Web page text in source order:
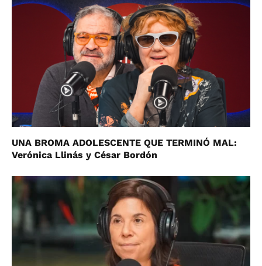
UNA BROMA ADOLESCENTE QUE TERMINÓ MAL:
Verónica Llinás y César Bordón